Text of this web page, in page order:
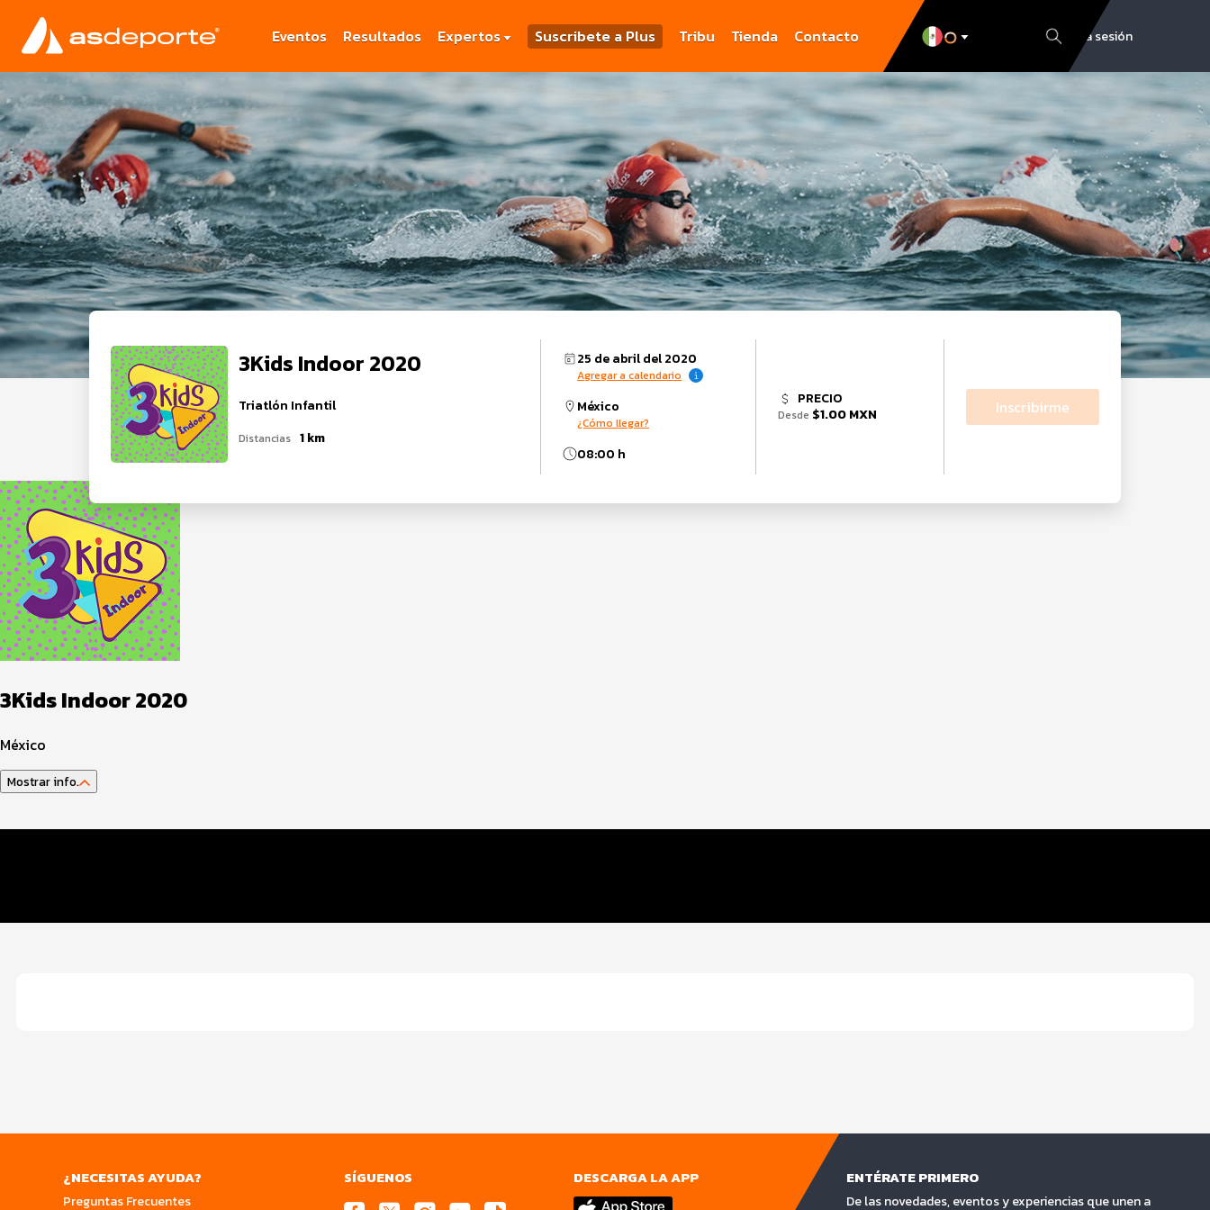
Eventos Resultados Expertos Suscribete a Plus Tribu Tienda Contacto Inicia sesión
3Kids Indoor 2020
Triatlón Infantil
Distancias 1 km
25 de abril del 2020
Agregar a calendario
México
¿Cómo llegar?
08:00 h
PRECIO
Desde $1.00 MXN Inscribirme
3Kids Indoor 2020
México
Mostrar info.
¿NECESITAS AYUDA?
Preguntas Frecuentes
SÍGUENOS DESCARGA LA APP ENTÉRATE PRIMERO
De las novedades, eventos y experiencias que unen a